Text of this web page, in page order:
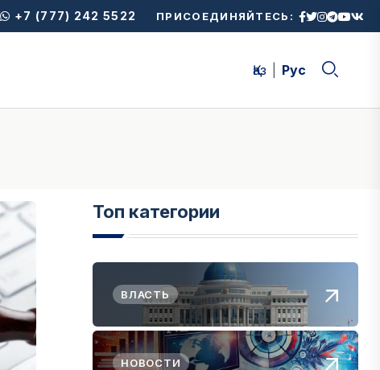
+7 (777) 242 5522 ПРИСОЕДИНЯЙТЕСЬ:
Қаз Рус
Топ категории
ВЛАСТЬ
НОВОСТИ